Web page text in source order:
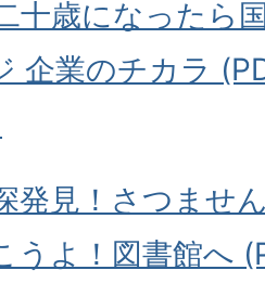
十歳になったら
企業のチカラ
発見！さつませ
うよ！図書館へ